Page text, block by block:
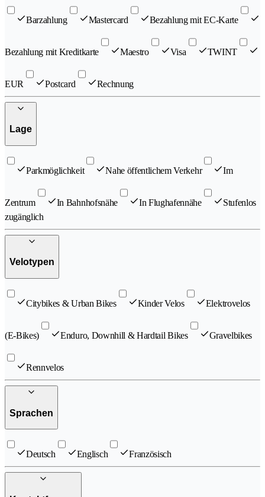
Barzahlung Mastercard Bezahlung mit EC-Karte
Bezahlung mit Kreditkarte Maestro Visa TWINT
EUR Postcard Rechnung
Lage
Parkmöglichkeit Nahe öffentlichem Verkehr Im
Zentrum In Bahnhofsnähe In Flughafennähe
Stufenlos
zugänglich
Velotypen
Citybikes & Urban Bikes Kinder Velos Elektrovelos
(E-Bikes) Enduro, Downhill & Hardtail Bikes Gravelbikes
Rennvelos
Sprachen
Deutsch Englisch Französisch